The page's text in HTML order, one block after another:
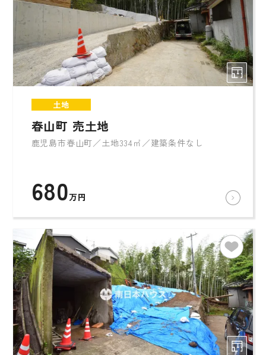
土地
春山町 売土地
鹿児島市春山町／土地334㎡／建築条件なし
680万円